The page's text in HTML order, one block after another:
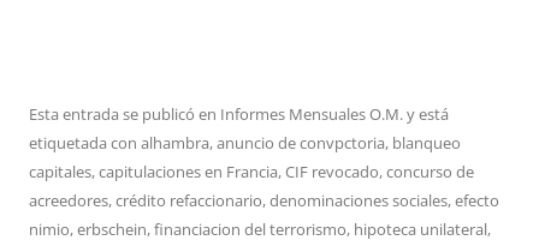
Esta entrada se publicó en Informes Mensuales O.M.y está
etiquetada con alhambra,anuncio de convpctoria, blanqueo
capitales,capitulaciones en Francia,CIF revocado,concurso de
acreedores,crédito refaccionario,denominaciones sociales,efecto
nimio,erbschein,financiacion del terrorismo, hipoteca unilateral,